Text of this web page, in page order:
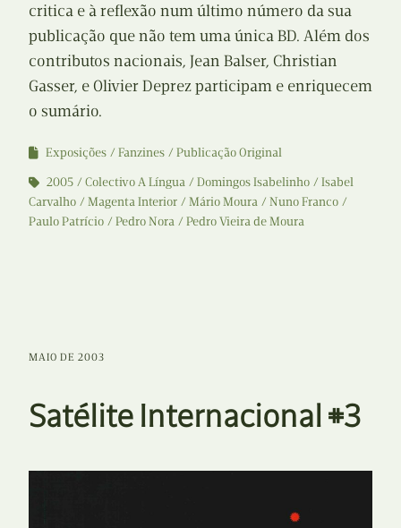
critica e à reflexão num último número da sua
publicação que não tem uma única BD. Além dos
contributos nacionais, Jean Balser, Christian
Gasser, e Olivier Deprez participam e enriquecem
o sumário.
Exposições Fanzines
Publicação Original
2005
Colectivo A Língua Domingos Isabelinho
Isabel
Carvalho
Magenta Interior Mário Moura
Nuno Franco
Paulo Patrício
Pedro Nora Pedro Vieira de Moura
MAIO DE 2003
Satélite Internacional #3